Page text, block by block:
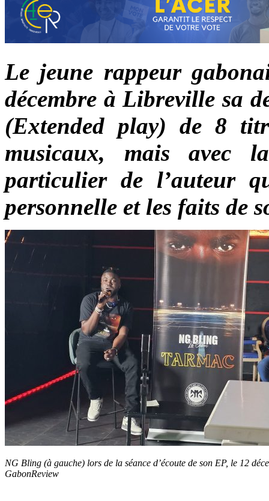
Le jeune rappeur
décembre à Libreville sa
(Extended play) de 8
musicaux, mais avec
particulier de l’auteur
personnelle et les faits de
NG Bling (à gauche) lors de la séance d’écoute de son EP, le 12
GabonReview